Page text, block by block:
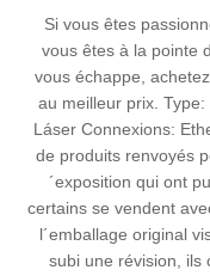
Si vous êtes
vous êtes à la pointe
vous échappe,
au meilleur prix.
Láser Connexions:
de produits renvoyés
´exposition qui ont
certains se vendent
l´emballage original
subi une révision, ils